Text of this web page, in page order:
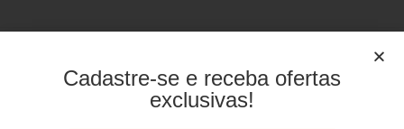
Cadastre-se e receba ofertas
exclusivas!